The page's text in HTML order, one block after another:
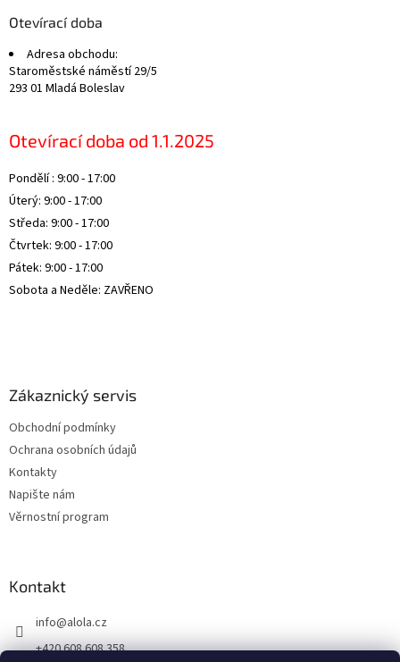
Otevírací doba
Adresa obchodu:
Staroměstské náměstí 29/5
293 01 Mladá Boleslav
Otevírací doba od 1.1.2025
Pondělí : 9:00 - 17:00
Úterý: 9:00 - 17:00
Středa: 9:00 - 17:00
Čtvrtek: 9:00 - 17:00
Pátek: 9:00 - 17:00
Sobota a Neděle: ZAVŘENO
Zákaznický servis
Obchodní podmínky
Ochrana osobních údajů
Kontakty
Napište nám
Věrnostní program
Kontakt
info@alola.cz
+420 608 608 358